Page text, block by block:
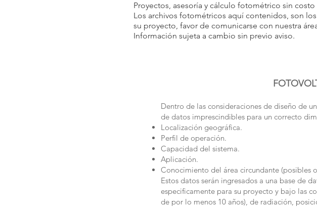
Proyectos, asesoría y cálculo fotométrico sin
Los archivos fotométricos aquí contenidos, son
su proyecto, favor de comunicarse con nuestra
Información sujeta a cambio sin previo aviso.
Dentro de las consideraciones de diseño de
de datos imprescindibles para un correcto
Localización geográfica.
Perfil de operación.
Capacidad del sistema.
Aplicación.
Conocimiento del área circundante (posibles
Estos datos serán ingresados a una base de
especificamente para su proyecto y bajo las
de por lo menos 10 años), de radiación,